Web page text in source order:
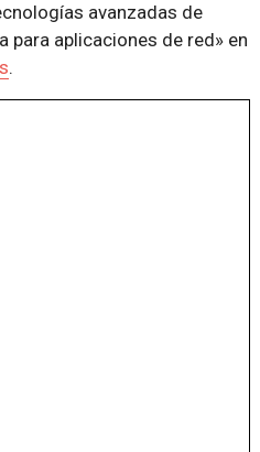
avanzadas de
para aplicaciones de red» en
.